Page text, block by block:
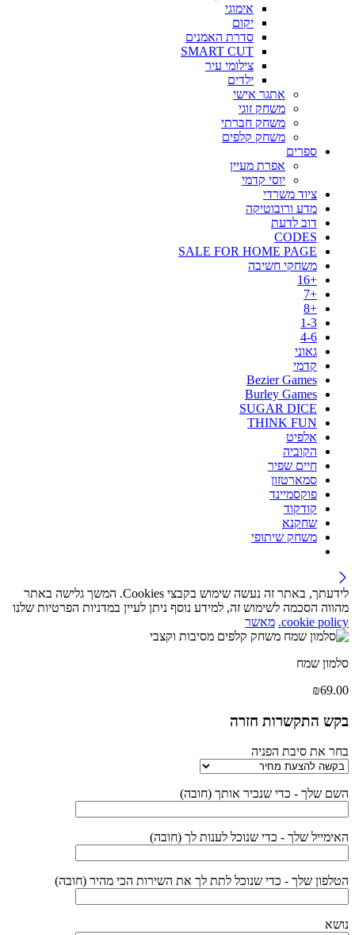
אימוגי
יקום
סדרת האמנים
SMART CUT
צילומי עיר
ילדים
אתגר אישי
משחק זוגי
משחק חברתי
משחק קלפים
ספרים
אפרת מעיין
יוסי קדמי
ציוד משרדי
מדע ורובוטיקה
דוב לדעת
CODES
SALE FOR HOME PAGE
משחקי חשיבה
+16
+7
+8
1-3
4-6
גאוני
קדמי
Bezier Games
Burley Games
SUGAR DICE
THINK FUN
אלפיט
הקוביה
חיים שפיר
סמארטזון
פוקסמיינד
קודקוד
שחקנא
משחק שיתופי
לידעתך, באתר זה נעשה שימוש בקבצי Cookies. המשך גלישה באתר
מהווה הסכמה לשימוש זה, למידע נוסף ניתן לעיין במדניות הפרטיות שלנו
cookie policy. מאשר
סלמון שמח
₪69.00
בקש התקשרות חזרה
בחר את סיבת הפניה
השם שלך - כדי שנכיר אותך (חובה)
האימייל שלך - כדי שנוכל לענות לך (חובה)
הטלפון שלך - כדי שנוכל לתת לך את השירות הכי מהיר (חובה)
נושא